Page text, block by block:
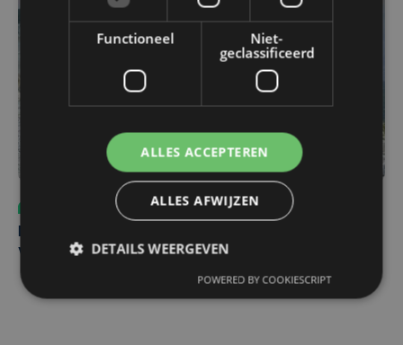
do 6 augustus | 10:49
Margot Vanpachtenbeke beklimt zeven keer de Mont
Ventoux
Functioneel
Niet-
geclassificeerd
ALLES ACCEPTEREN
ALLES AFWIJZEN
DETAILS WEERGEVEN
POWERED BY COOKIESCRIPT